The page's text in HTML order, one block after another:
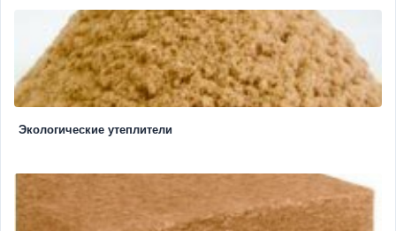
Экологические утеплители